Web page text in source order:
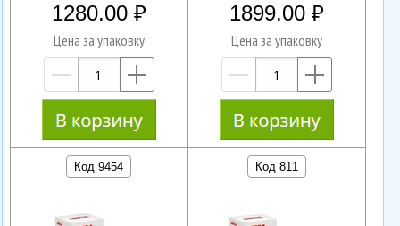
1280.00
Цена за упаковку
—
1899.00
Цена за упаковку
—
Код 9454 Код 811